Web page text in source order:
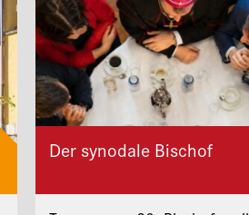
Der synodale Bischof